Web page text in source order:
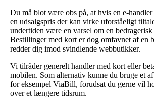
Du må blot være obs på, at hvis en e-
en udsalgspris der kan virke uforståeligt
undertiden være en varsel om en bedragerisk
Bestillinger med kort er dog omfavnet af en
redder dig imod svindlende webbutikker.
Vi tilråder generelt handler med kort eller
mobilen. Som alternativ kunne du bruge et
for eksempel ViaBill, forudsat du gerne vil
over et længere tidsrum.